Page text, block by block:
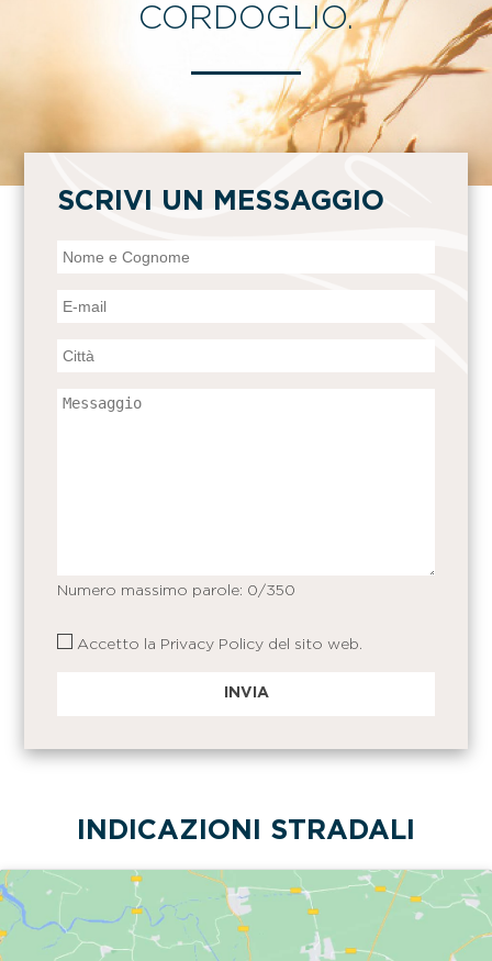
CORDOGLIO.
SCRIVI UN MESSAGGIO
Numero massimo parole: 0/350
Accetto la Privacy Policy del sito web.
INDICAZIONI STRADALI